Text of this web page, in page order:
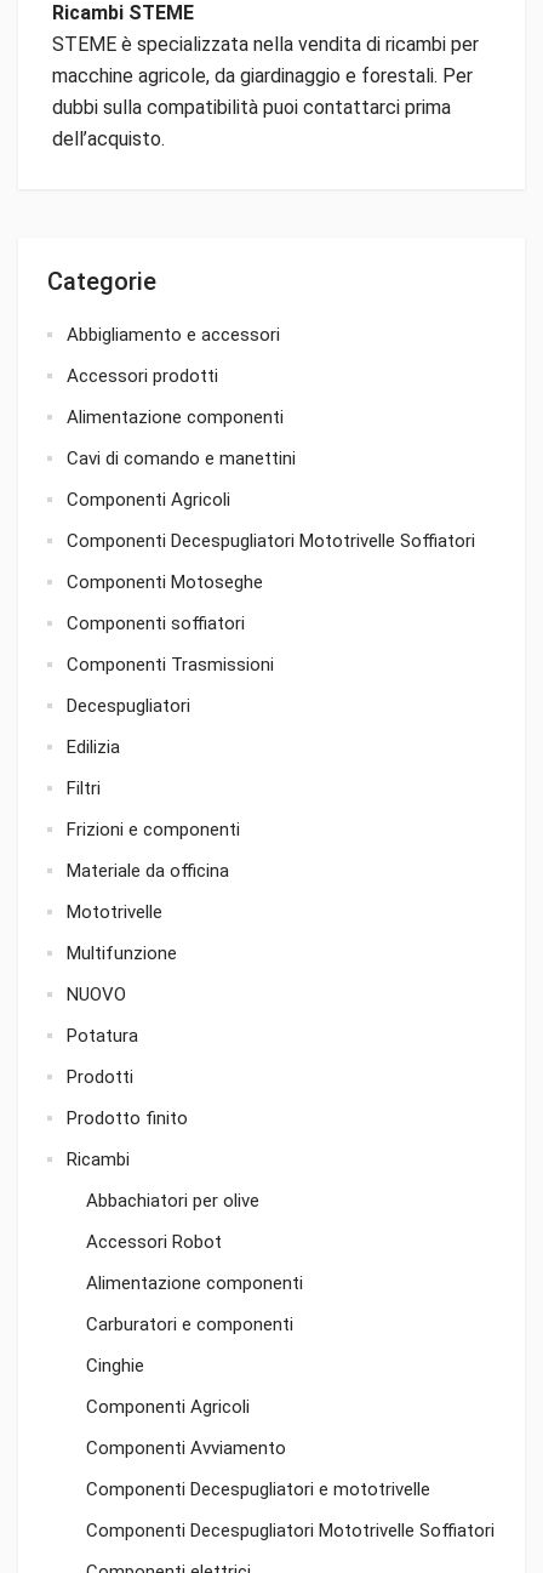
Categorie
Abbigliamento e accessori
Accessori prodotti
Alimentazione componenti
Cavi di comando e manettini
Componenti Agricoli
Componenti Decespugliatori Mototrivelle Soffiatori
Componenti Motoseghe
Componenti soffiatori
Componenti Trasmissioni
Decespugliatori
Edilizia
Filtri
Frizioni e componenti
Materiale da officina
Mototrivelle
Multifunzione
NUOVO
Potatura
Prodotti
Prodotto finito
Ricambi
Abbachiatori per olive
Accessori Robot
Alimentazione componenti
Carburatori e componenti
Cinghie
Componenti Agricoli
Componenti Avviamento
Componenti Decespugliatori e mototrivelle
Componenti Decespugliatori Mototrivelle Soffiatori
Ricambi STEME
STEME è specializzata nella vendita di ricambi per
macchine agricole, da giardinaggio e forestali. Per
dubbi sulla compatibilità puoi contattarci prima
dell’acquisto.